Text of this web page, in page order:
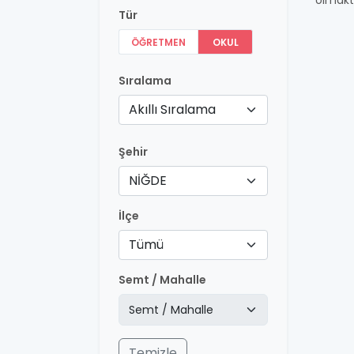
Tür
ÖĞRETMEN OKUL
Sıralama
Akıllı Sıralama
Şehir
NİĞDE
İlçe
Tümü
Semt / Mahalle